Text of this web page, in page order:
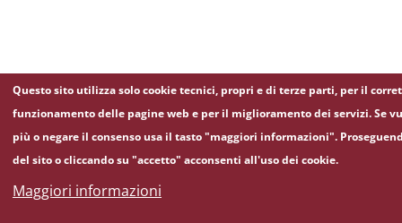
Questo sito utilizza solo cookie tecnici, propri e di terze parti, per il
funzionamento delle pagine web e per il miglioramento dei servizi. Se
più o negare il consenso usa il tasto "maggiori informazioni".
del sito o cliccando su "accetto" acconsenti all'uso dei cookie.
Maggiori informazioni